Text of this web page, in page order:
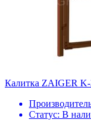
Калитка ZAIGER
Статус: В